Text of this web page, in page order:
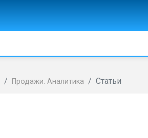
Продажи. Аналитика Статьи